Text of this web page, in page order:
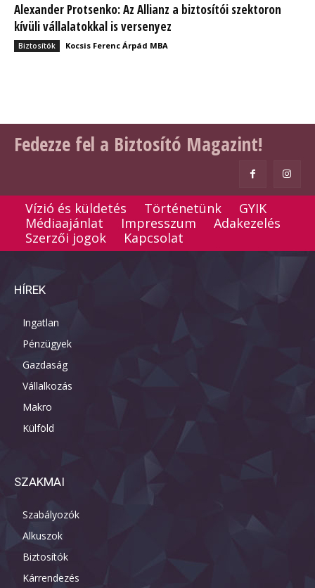
Alexander Protsenko: Az Allianz a biztosítói szektoron
kívüli vállalatokkal is versenyez
Biztosítók Kocsis Ferenc Árpád MBA
Fedezze fel a Biztosító Magazint!
Vízió és küldetés Történetünk
GYIK
Médiaajánlat
Impresszum
Adakezelés
Szerzői jogok
Kapcsolat
HÍREK
Ingatlan
Pénzügyek
Gazdaság
Vállalkozás
Makro
Külföld
SZAKMAI
Szabályozók
Alkuszok
Biztosítók
Kárrendezés